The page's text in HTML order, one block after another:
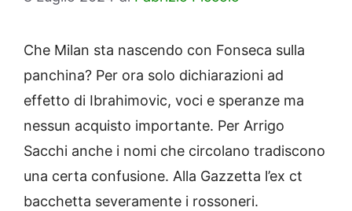
Che Milan sta nascendo con Fonseca sulla
panchina? Per ora solo dichiarazioni ad
effetto di Ibrahimovic, voci e speranze ma
nessun acquisto importante. Per Arrigo
Sacchi anche i nomi che circolano tradiscono
una certa confusione. Alla Gazzetta l’ex ct
bacchetta severamente i rossoneri.